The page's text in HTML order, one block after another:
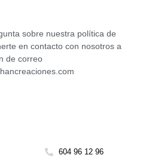
sobre nuestra política de
en contacto con nosotros a
de correo
604 96 12 96